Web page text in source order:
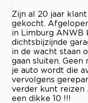
Zijn al 20 jaar
gekocht.
in Limburg ANWB
dichtsbijzijnde
in de wacht staan
gaan sluiten.
je auto wordt die
vervolgens
verder kunt reizen
een dikke 10 !!!